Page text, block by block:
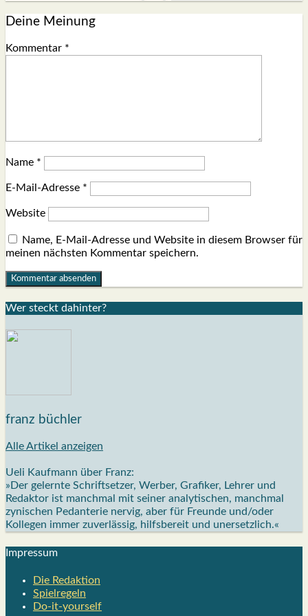
Deine Meinung
Kommentar *
Name *
E-Mail-Adresse *
Website
Name, E-Mail-Adresse und Website in diesem Browser für
meinen nächsten Kommentar speichern.
Wer steckt dahin­ter?
franz büchler
Alle Artikel anzeigen
Ueli Kaufmann über Franz:
»Der gelernte Schriftsetzer, Werber, Grafiker, Lehrer und
Redaktor ist manchmal mit seiner analytischen, manchmal
zynischen Pedanterie nervig, aber für Freunde und/oder
Kollegen immer zuverlässig, hilfsbereit und unersetzlich.«
Impres­sum
Die Redak­ti­on
Spiel­re­geln
Do-it-your­s­elf